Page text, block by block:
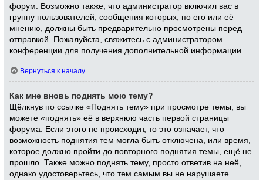
форум. Возможно также, что администратор включил вас в
группу пользователей, сообщения которых, по его или её
мнению, должны быть предварительно просмотрены перед
отправкой. Пожалуйста, свяжитесь с администратором
конференции для получения дополнительной информации.
Вернуться к началу
Как мне вновь поднять мою тему?
Щёлкнув по ссылке «Поднять тему» при просмотре темы, вы
можете «поднять» её в верхнюю часть первой страницы
форума. Если этого не происходит, то это означает, что
возможность поднятия тем могла быть отключена, или время,
которое должно пройти до повторного поднятия темы, ещё не
прошло. Также можно поднять тему, просто ответив на неё,
однако удостоверьтесь, что тем самым вы не нарушаете